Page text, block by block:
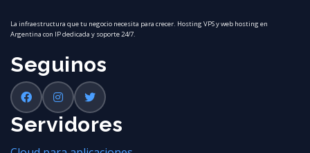
La infraestructura que tu negocio necesita para crecer. Hosting VPS y web hosting en
Argentina con IP dedicada y soporte 24/7.
Seguinos
Servidores